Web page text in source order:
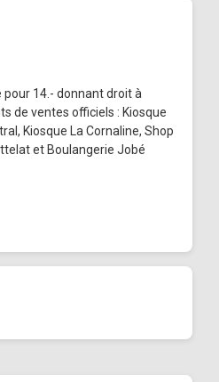
pour 14.- donnant droit à
de ventes officiels : Kiosque
Kiosque La Cornaline, Shop
et Boulangerie Jobé